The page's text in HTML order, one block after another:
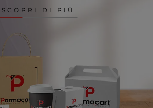
SCOPRI DI PIÙ